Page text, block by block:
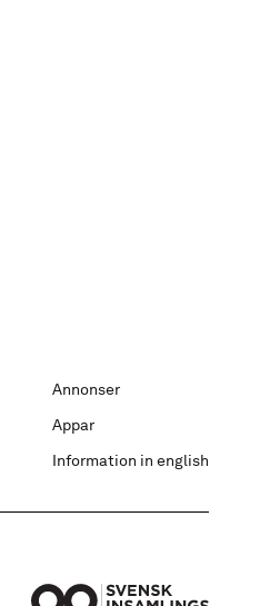
Annonser
Appar
Information in english